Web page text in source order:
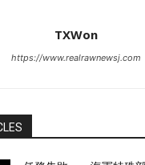
TXWon
https://www.realrawnewsj.com